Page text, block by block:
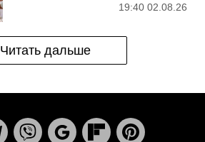
19:40 02.08.26
Читать дальше